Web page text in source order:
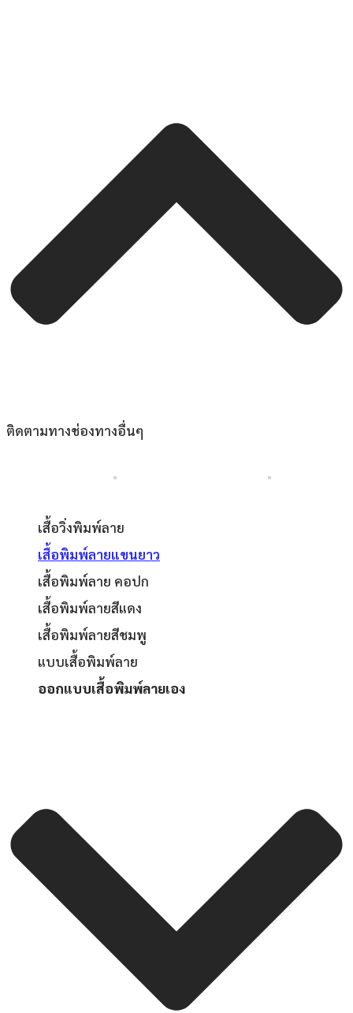
ติดตามทางช่องทางอื่นๆ
เสื้อวิ่งพิมพ์ลาย
เสื้อพิมพ์ลายแขนยาว
เสื้อพิมพ์ลาย คอปก
เสื้อพิมพ์ลายสีแดง
เสื้อพิมพ์ลายสีชมพู
แบบเสื้อพิมพ์ลาย
ออกแบบเสื้อพิมพ์ลายเอง